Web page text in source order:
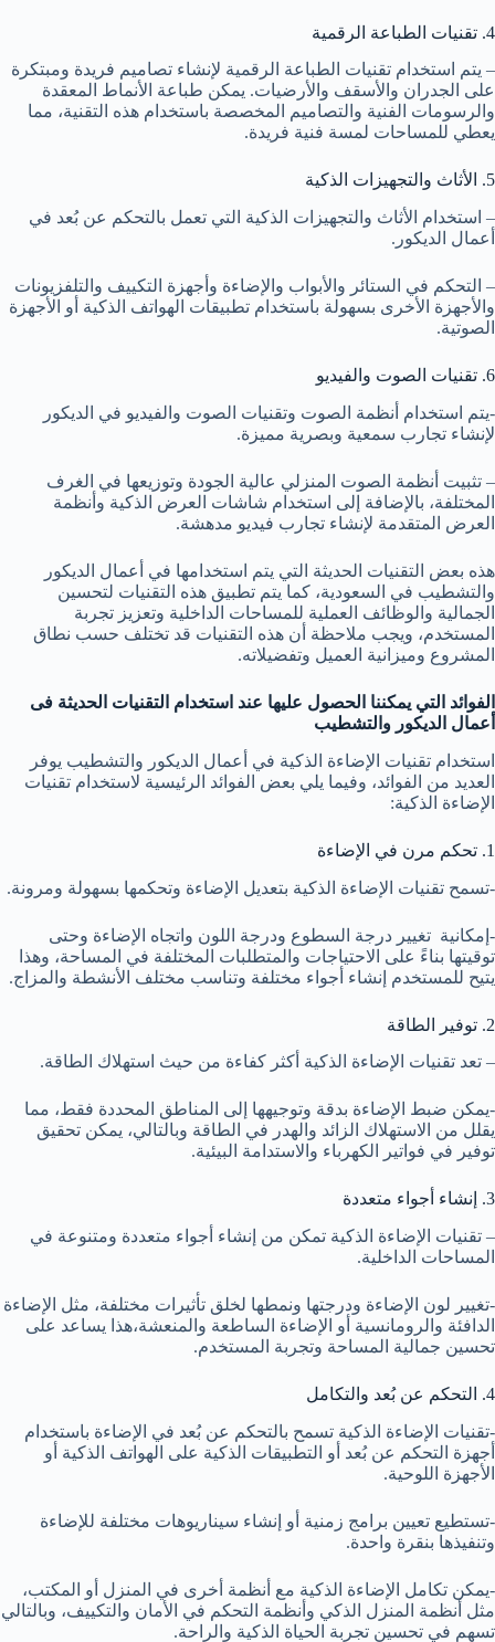
4. تقنيات الطباعة الرقمية
– يتم استخدام تقنيات الطباعة الرقمية لإنشاء تصاميم فريدة ومبتكرة
على الجدران والأسقف والأرضيات. يمكن طباعة الأنماط المعقدة
والرسومات الفنية والتصاميم المخصصة باستخدام هذه التقنية، مما
يعطي للمساحات لمسة فنية فريدة.
5. الأثاث والتجهيزات الذكية
– استخدام الأثاث والتجهيزات الذكية التي تعمل بالتحكم عن بُعد في
أعمال الديكور.
– التحكم في الستائر والأبواب والإضاءة وأجهزة التكييف والتلفزيونات
والأجهزة الأخرى بسهولة باستخدام تطبيقات الهواتف الذكية أو الأجهزة
الصوتية.
6. تقنيات الصوت والفيديو
-يتم استخدام أنظمة الصوت وتقنيات الصوت والفيديو في الديكور
لإنشاء تجارب سمعية وبصرية مميزة.
– تثبيت أنظمة الصوت المنزلي عالية الجودة وتوزيعها في الغرف
المختلفة، بالإضافة إلى استخدام شاشات العرض الذكية وأنظمة
العرض المتقدمة لإنشاء تجارب فيديو مدهشة.
هذه بعض التقنيات الحديثة التي يتم استخدامها في أعمال الديكور
والتشطيب في السعودية، كما يتم تطبيق هذه التقنيات لتحسين
الجمالية والوظائف العملية للمساحات الداخلية وتعزيز تجربة
المستخدم، ويجب ملاحظة أن هذه التقنيات قد تختلف حسب نطاق
المشروع وميزانية العميل وتفضيلاته.
الفوائد التي يمكننا الحصول عليها عند استخدام التقنيات الحديثة فى
أعمال الديكور والتشطيب
استخدام تقنيات الإضاءة الذكية في أعمال الديكور والتشطيب يوفر
العديد من الفوائد، وفيما يلي بعض الفوائد الرئيسية لاستخدام تقنيات
الإضاءة الذكية:
1. تحكم مرن في الإضاءة
-تسمح تقنيات الإضاءة الذكية بتعديل الإضاءة وتحكمها بسهولة ومرونة.
-إمكانية تغيير درجة السطوع ودرجة اللون واتجاه الإضاءة وحتى
توقيتها بناءً على الاحتياجات والمتطلبات المختلفة في المساحة، وهذا
يتيح للمستخدم إنشاء أجواء مختلفة وتناسب مختلف الأنشطة والمزاج.
2. توفير الطاقة
– تعد تقنيات الإضاءة الذكية أكثر كفاءة من حيث استهلاك الطاقة.
-يمكن ضبط الإضاءة بدقة وتوجيهها إلى المناطق المحددة فقط، مما
يقلل من الاستهلاك الزائد والهدر في الطاقة وبالتالي، يمكن تحقيق
توفير في فواتير الكهرباء والاستدامة البيئية.
3. إنشاء أجواء متعددة
– تقنيات الإضاءة الذكية تمكن من إنشاء أجواء متعددة ومتنوعة في
المساحات الداخلية.
-تغيير لون الإضاءة ودرجتها ونمطها لخلق تأثيرات مختلفة، مثل الإضاءة
الدافئة والرومانسية أو الإضاءة الساطعة والمنعشة،هذا يساعد على
تحسين جمالية المساحة وتجربة المستخدم.
4. التحكم عن بُعد والتكامل
-تقنيات الإضاءة الذكية تسمح بالتحكم عن بُعد في الإضاءة باستخدام
أجهزة التحكم عن بُعد أو التطبيقات الذكية على الهواتف الذكية أو
الأجهزة اللوحية.
-تستطيع تعيين برامج زمنية أو إنشاء سيناريوهات مختلفة للإضاءة
وتنفيذها بنقرة واحدة.
-يمكن تكامل الإضاءة الذكية مع أنظمة أخرى في المنزل أو المكتب،
مثل أنظمة المنزل الذكي وأنظمة التحكم في الأمان والتكييف، وبالتالي
تسهم في تحسين تجربة الحياة الذكية والراحة.